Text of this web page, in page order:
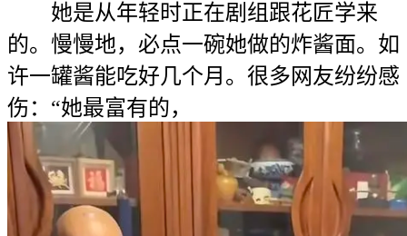
她是从年轻时正在剧组跟花匠学来
的。慢慢地，必点一碗她做的炸酱面。如
许一罐酱能吃好几个月。很多网友纷纷感
伤：“她最富有的，